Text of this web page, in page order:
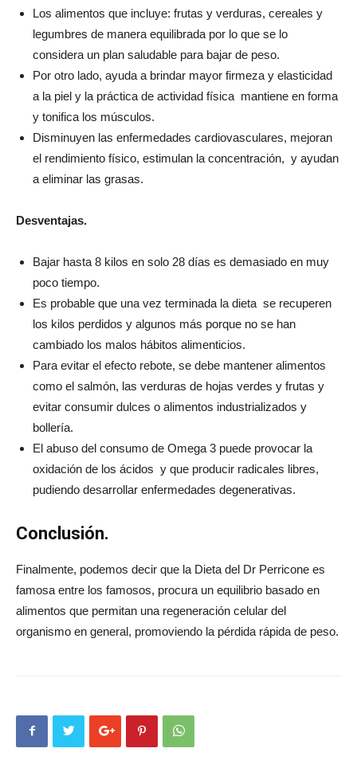
Los alimentos que incluye: frutas y verduras, cereales y
legumbres de manera equilibrada por lo que se lo
considera un plan saludable para bajar de peso.
Por otro lado, ayuda a brindar mayor firmeza y elasticidad
a la piel y la práctica de actividad física mantiene en forma
y tonifica los músculos.
Disminuyen las enfermedades cardiovasculares, mejoran
el rendimiento físico, estimulan la concentración, y ayudan
a eliminar las grasas.
Desventajas.
Bajar hasta 8 kilos en solo 28 días es demasiado en muy
poco tiempo.
Es probable que una vez terminada la dieta se recuperen
los kilos perdidos y algunos más porque no se han
cambiado los malos hábitos alimenticios.
Para evitar el efecto rebote, se debe mantener alimentos
como el salmón, las verduras de hojas verdes y frutas y
evitar consumir dulces o alimentos industrializados y
bollería.
El abuso del consumo de Omega 3 puede provocar la
oxidación de los ácidos y que producir radicales libres,
pudiendo desarrollar enfermedades degenerativas.
Conclusión.
Finalmente, podemos decir que la Dieta del Dr Perricone es
famosa entre los famosos, procura un equilibrio basado en
alimentos que permitan una regeneración celular del
organismo en general, promoviendo la pérdida rápida de peso.